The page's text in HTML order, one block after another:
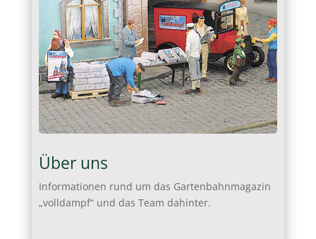
Über uns
Informationen rund um das Gartenbahnmagazin
„volldampf“ und das Team dahinter.